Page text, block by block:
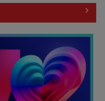
lecția 3 / VIDEO